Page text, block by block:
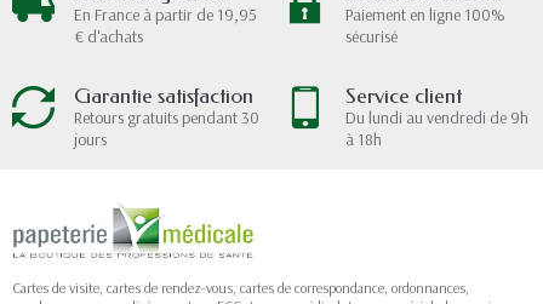
En France à partir de 19,95
€ d'achats
Paiement en ligne 100%
sécurisé
Garantie satisfaction
Retours gratuits pendant 30
jours
Service client
Du lundi au vendredi de 9h
à 18h
Cartes de visite, cartes de rendez-vous, cartes de correspondance, ordonnances,